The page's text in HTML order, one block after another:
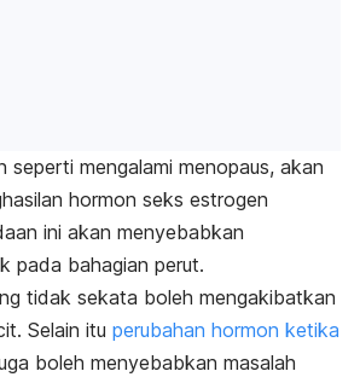
seperti mengalami menopaus, akan
hormon seks estrogen
ini akan menyebabkan
pada bahagian perut.
tidak sekata boleh mengakibatkan
Selain itu perubahan hormon ketika
boleh menyebabkan masalah